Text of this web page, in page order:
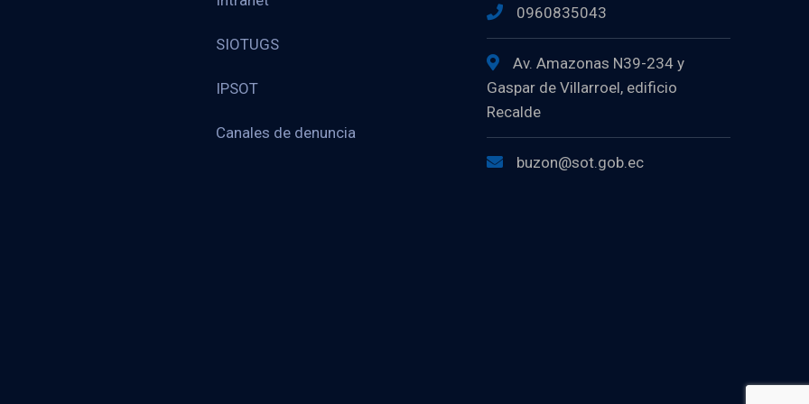
SIOTUGS
IPSOT
Canales de denuncia
0960835043
Av. Amazonas N39-234 y
Gaspar de Villarroel, edificio
Recalde
buzon@sot.gob.ec